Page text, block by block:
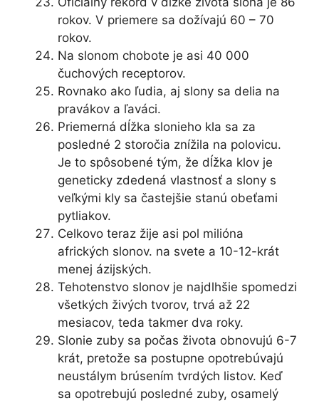
rokov. V priemere sa dožívajú 60 – 70
rokov.
Na slonom chobote je asi 40 000
čuchových receptorov.
Rovnako ako ľudia, aj slony sa delia na
pravákov a ľaváci.
Priemerná dĺžka slonieho kla sa za
posledné 2 storočia znížila na polovicu.
Je to spôsobené tým, že dĺžka klov je
geneticky zdedená vlastnosť a slony s
veľkými kly sa častejšie stanú obeťami
pytliakov.
Celkovo teraz žije asi pol milióna
afrických slonov. na svete a 10-12-krát
menej ázijských.
Tehotenstvo slonov je najdlhšie spomedzi
všetkých živých tvorov, trvá až 22
mesiacov, teda takmer dva roky.
Slonie zuby sa počas života obnovujú 6-7
krát, pretože sa postupne opotrebúvajú
neustálym brúsením tvrdých listov. Keď
sa opotrebujú posledné zuby, osamelý